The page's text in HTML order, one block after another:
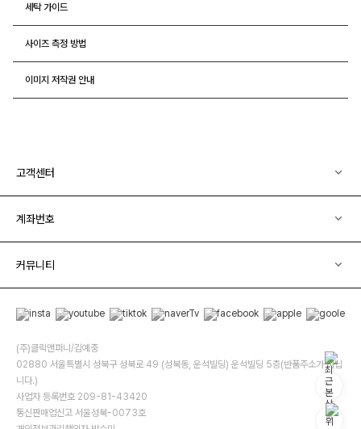
세탁 가이드
사이즈 측정 방법
이미지 저작권 안내
고객센터
계좌번호
커뮤니티
(주)클릭앤퍼니/김예중
02880 서울특별시 성북구 성북로 49 (성북동, 운석빌딩) 운석빌딩 5층(반품주소가 아닙
니다.)
사업자 등록번호 209-81-43420
통신판매업신고 서울성북-0073호